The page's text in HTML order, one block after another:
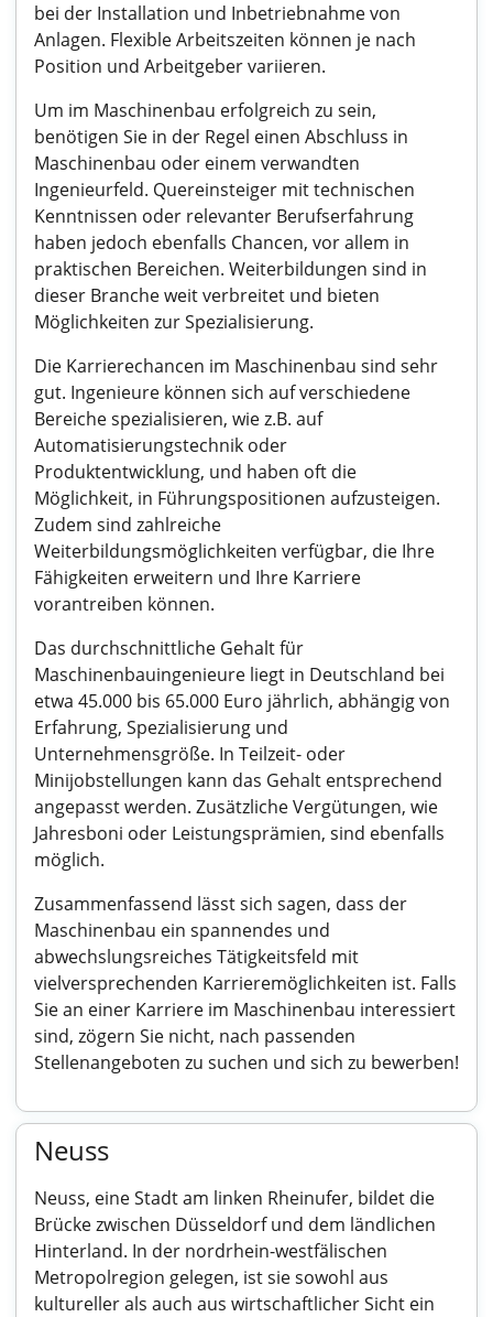
bei der Installation und Inbetriebnahme von
Anlagen. Flexible Arbeitszeiten können je nach
Position und Arbeitgeber variieren.
Um im Maschinenbau erfolgreich zu sein,
benötigen Sie in der Regel einen Abschluss in
Maschinenbau oder einem verwandten
Ingenieurfeld. Quereinsteiger mit technischen
Kenntnissen oder relevanter Berufserfahrung
haben jedoch ebenfalls Chancen, vor allem in
praktischen Bereichen. Weiterbildungen sind in
dieser Branche weit verbreitet und bieten
Möglichkeiten zur Spezialisierung.
Die Karrierechancen im Maschinenbau sind sehr
gut. Ingenieure können sich auf verschiedene
Bereiche spezialisieren, wie z.B. auf
Automatisierungstechnik oder
Produktentwicklung, und haben oft die
Möglichkeit, in Führungspositionen aufzusteigen.
Zudem sind zahlreiche
Weiterbildungsmöglichkeiten verfügbar, die Ihre
Fähigkeiten erweitern und Ihre Karriere
vorantreiben können.
Das durchschnittliche Gehalt für
Maschinenbauingenieure liegt in Deutschland bei
etwa 45.000 bis 65.000 Euro jährlich, abhängig von
Erfahrung, Spezialisierung und
Unternehmensgröße. In Teilzeit- oder
Minijobstellungen kann das Gehalt entsprechend
angepasst werden. Zusätzliche Vergütungen, wie
Jahresboni oder Leistungsprämien, sind ebenfalls
möglich.
Zusammenfassend lässt sich sagen, dass der
Maschinenbau ein spannendes und
abwechslungsreiches Tätigkeitsfeld mit
vielversprechenden Karrieremöglichkeiten ist. Falls
Sie an einer Karriere im Maschinenbau interessiert
sind, zögern Sie nicht, nach passenden
Stellenangeboten zu suchen und sich zu bewerben!
Neuss
Neuss, eine Stadt am linken Rheinufer, bildet die
Brücke zwischen Düsseldorf und dem ländlichen
Hinterland. In der nordrhein-westfälischen
Metropolregion gelegen, ist sie sowohl aus
kultureller als auch aus wirtschaftlicher Sicht ein